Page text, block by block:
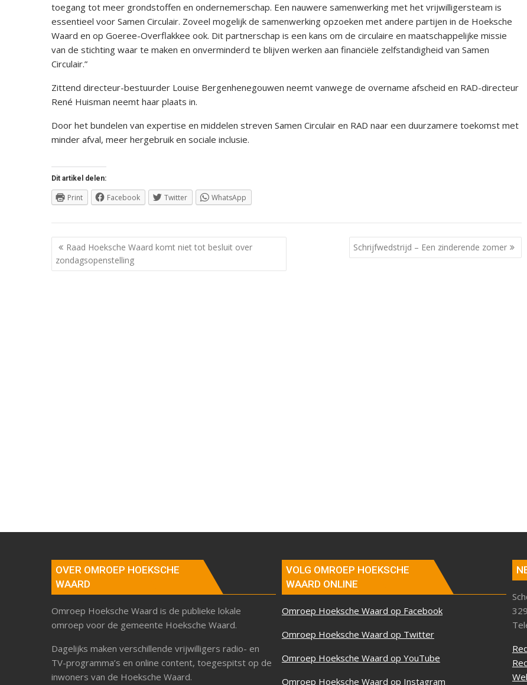
toegang tot meer grondstoffen en ondernemerschap. Een nauwere samenwerking met het vrijwilligersteam is
essentieel voor Samen Circulair. Zoveel mogelijk de samenwerking opzoeken met andere partijen in de Hoeksche
Waard en op Goeree-Overflakkee ook. Dit partnerschap is een kans om de circulaire en maatschappelijke missie
van de stichting waar te maken en onverminderd te blijven werken aan financiële zelfstandigheid van Samen
Circulair.”
Zittend directeur-bestuurder Louise Bergenhenegouwen neemt vanwege de overname afscheid en RAD-directeur
René Huisman neemt haar plaats in.
Door het bundelen van expertise en middelen streven Samen Circulair en RAD naar een duurzamere toekomst met
minder afval, meer hergebruik en sociale inclusie.
Dit artikel delen:
Print Facebook Twitter WhatsApp
Berichtnavigatie
Raad Hoeksche Waard komt niet tot besluit over
zondagsopenstelling
Schrijfwedstrijd – Een zinderende zomer
OVER OMROEP HOEKSCHE
WAARD
Omroep Hoeksche Waard is de publieke lokale
omroep voor de gemeente Hoeksche Waard.
Dagelijks maken verschillende vrijwilligers radio- en
TV-programma’s en online content, toegespitst op de
inwoners van de Hoeksche Waard.
VOLG OMROEP HOEKSCHE
WAARD ONLINE
Omroep Hoeksche Waard op Facebook
Omroep Hoeksche Waard op Twitter
Omroep Hoeksche Waard op YouTube
Omroep Hoeksche Waard op Instagram